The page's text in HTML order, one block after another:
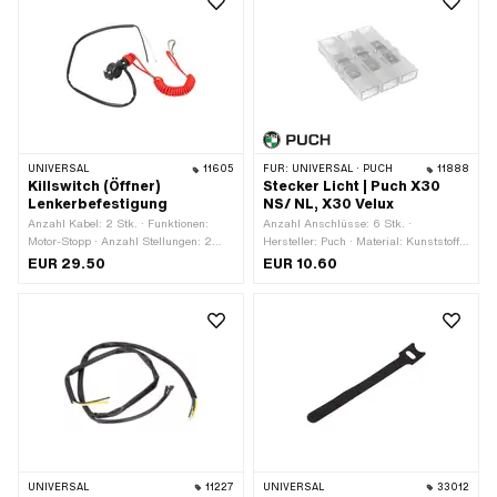
UNIVERSAL 11605
Killswitch (Öffner)
Lenkerbefestigung
Anzahl Kabel: 2 Stk. · Funktionen:
Motor-Stopp · Anzahl Stellungen: 2
Stk. · Ø Lenker: 22 mm
EUR 29.50
FÜR: UNIVERSAL · PUCH 11888
Stecker Licht | Puch X30
NS/ NL, X30 Velux
Anzahl Anschlüsse: 6 Stk. ·
Hersteller: Puch · Material: Kunststoff ·
Material: Stahl · Farbe: transparent ·
EUR 10.60
UNIVERSAL 11227 UNIVERSAL 33012